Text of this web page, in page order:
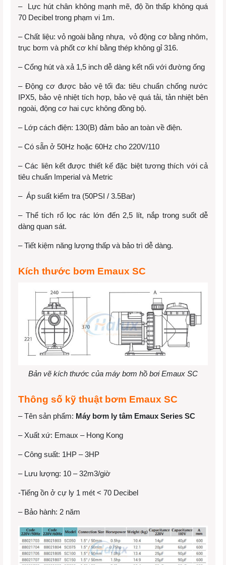
– Lực hút chân không mạnh mẽ, độ ồn thấp không quá
70 Decibel trong phạm vi 1m.
– Chất liệu: vỏ ngoài bằng nhựa, vỏ động cơ bằng nhôm,
trục bơm và phốt cơ khí bằng thép không gỉ 316.
– Cổng hút và xả 1,5 inch dễ dàng kết nối với đường ống
– Động cơ được bảo vệ tối đa: tiêu chuẩn chống nước
IPX5, bảo vệ nhiệt tích hợp, bảo vệ quá tải, tản nhiệt bên
ngoài, động cơ hai cực không đồng bộ.
– Lớp cách điện: 130(B) đảm bảo an toàn về điện.
– Có sẵn ở 50Hz hoặc 60Hz cho 220V/110
– Các liên kết được thiết kế đặc biệt tương thích với cả
tiêu chuẩn Imperial và Metric
– Áp suất kiểm tra (50PSI / 3.5Bar)
– Thể tích rổ lọc rác lớn đến 2,5 lít, nắp trong suốt dễ
dàng quan sát.
– Tiết kiệm năng lượng thấp và bảo trì dễ dàng.
Kích thước bơm Emaux SC
Bản vẽ kích thước của máy bơm hồ bơi Emaux SC
Thông số kỹ thuật bơm Emaux SC
– Tên sản phẩm: Máy bơm ly tâm Emaux Series SC
– Xuất xứ: Emaux – Hong Kong
– Công suất: 1HP – 3HP
– Lưu lượng: 10 – 32m3/giờ
-Tiếng ồn ở cự ly 1 mét < 70 Decibel
– Bảo hành: 2 năm